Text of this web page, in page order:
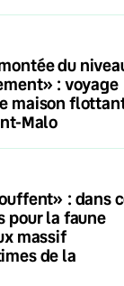
du
: voyage
maison
Malo
: dans
pour la faune
massif
de la